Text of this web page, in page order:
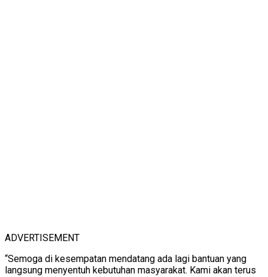
ADVERTISEMENT
“Semoga di kesempatan mendatang ada lagi bantuan yang
langsung menyentuh kebutuhan masyarakat. Kami akan terus